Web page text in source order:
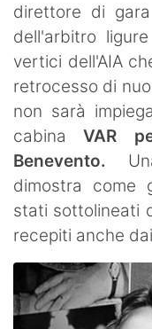
direttore di gara
dell'arbitro
vertici dell'AIA
retrocesso di
non sarà
cabinaVAR
Benevento.
dimostra come
stati sottolineati
recepiti anche